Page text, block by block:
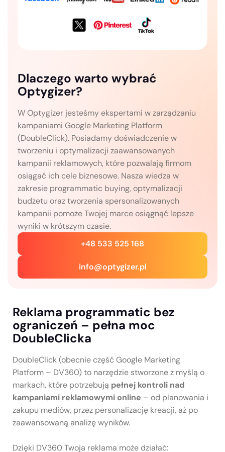
Dlaczego warto wybrać
Optygizer?
W Optygizer jesteśmy ekspertami w zarządzaniu
kampaniami Google Marketing Platform
(DoubleClick). Posiadamy doświadczenie w
tworzeniu i optymalizacji zaawansowanych
kampanii reklamowych, które pozwalają firmom
osiągać ich cele biznesowe. Nasza wiedza w
zakresie programmatic buying, optymalizacji
budżetu oraz tworzenia spersonalizowanych
kampanii pomoże Twojej marce osiągnąć lepsze
wyniki w krótszym czasie.
+48 533 525 168
info@optygizer.pl
Reklama programmatic bez
ograniczeń – pełna moc
DoubleClicka
DoubleClick (obecnie część Google Marketing
Platform – DV360) to narzędzie stworzone z myślą o
markach, które potrzebują pełnej kontroli nad
kampaniami reklamowymi online – od planowania i
zakupu mediów, przez personalizację kreacji, aż po
zaawansowaną analizę wyników.
Dzięki DV360 Twoja reklama może działać: